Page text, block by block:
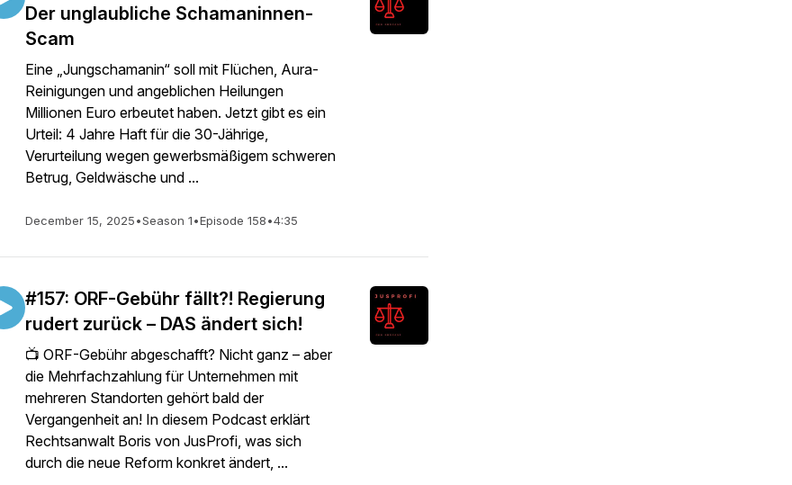
Der unglaubliche Schamaninnen-
Scam
Eine „Jungschamanin“ soll mit Flüchen, Aura-
Reinigungen und angeblichen Heilungen
Millionen Euro erbeutet haben. Jetzt gibt es ein
Urteil: 4 Jahre Haft für die 30-Jährige,
Verurteilung wegen gewerbsmäßigem schweren
Betrug, Geldwäsche und ...
December 15, 2025•Season 1•Episode 158•4:35
#157: ORF-Gebühr fällt?! Regierung
rudert zurück – DAS ändert sich!
📺 ORF-Gebühr abgeschafft? Nicht ganz – aber
die Mehrfachzahlung für Unternehmen mit
mehreren Standorten gehört bald der
Vergangenheit an! In diesem Podcast erklärt
Rechtsanwalt Boris von JusProfi, was sich
durch die neue Reform konkret ändert, ...